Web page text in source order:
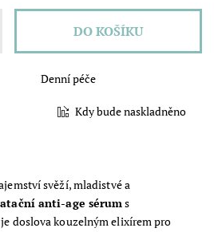
Denní péče
Kdy bude naskladněno
svěží, mladistvé a
anti-age sérums
doslova kouzelným elixírem pro